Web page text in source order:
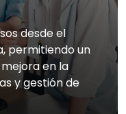
desde el
permitiendo un
en la
y gestión de